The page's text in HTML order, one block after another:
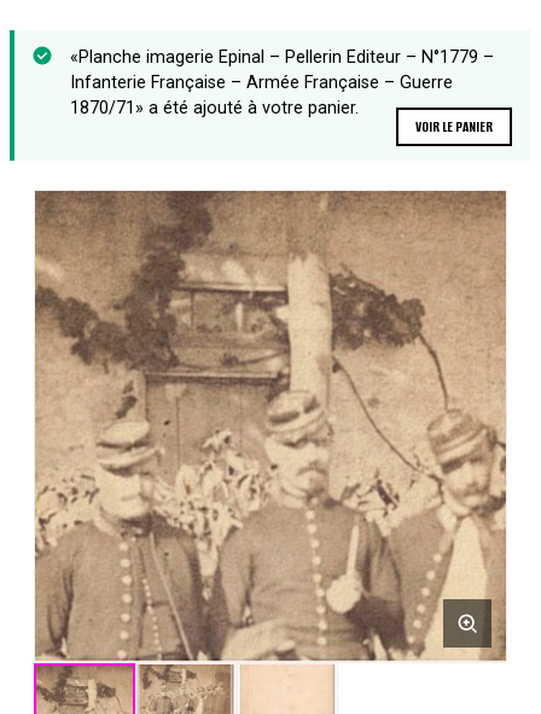
«Planche imagerie Epinal – Pellerin Editeur – N°1779 –
Infanterie Française – Armée Française – Guerre
1870/71» a été ajouté à votre panier.
VOIR LE PANIER